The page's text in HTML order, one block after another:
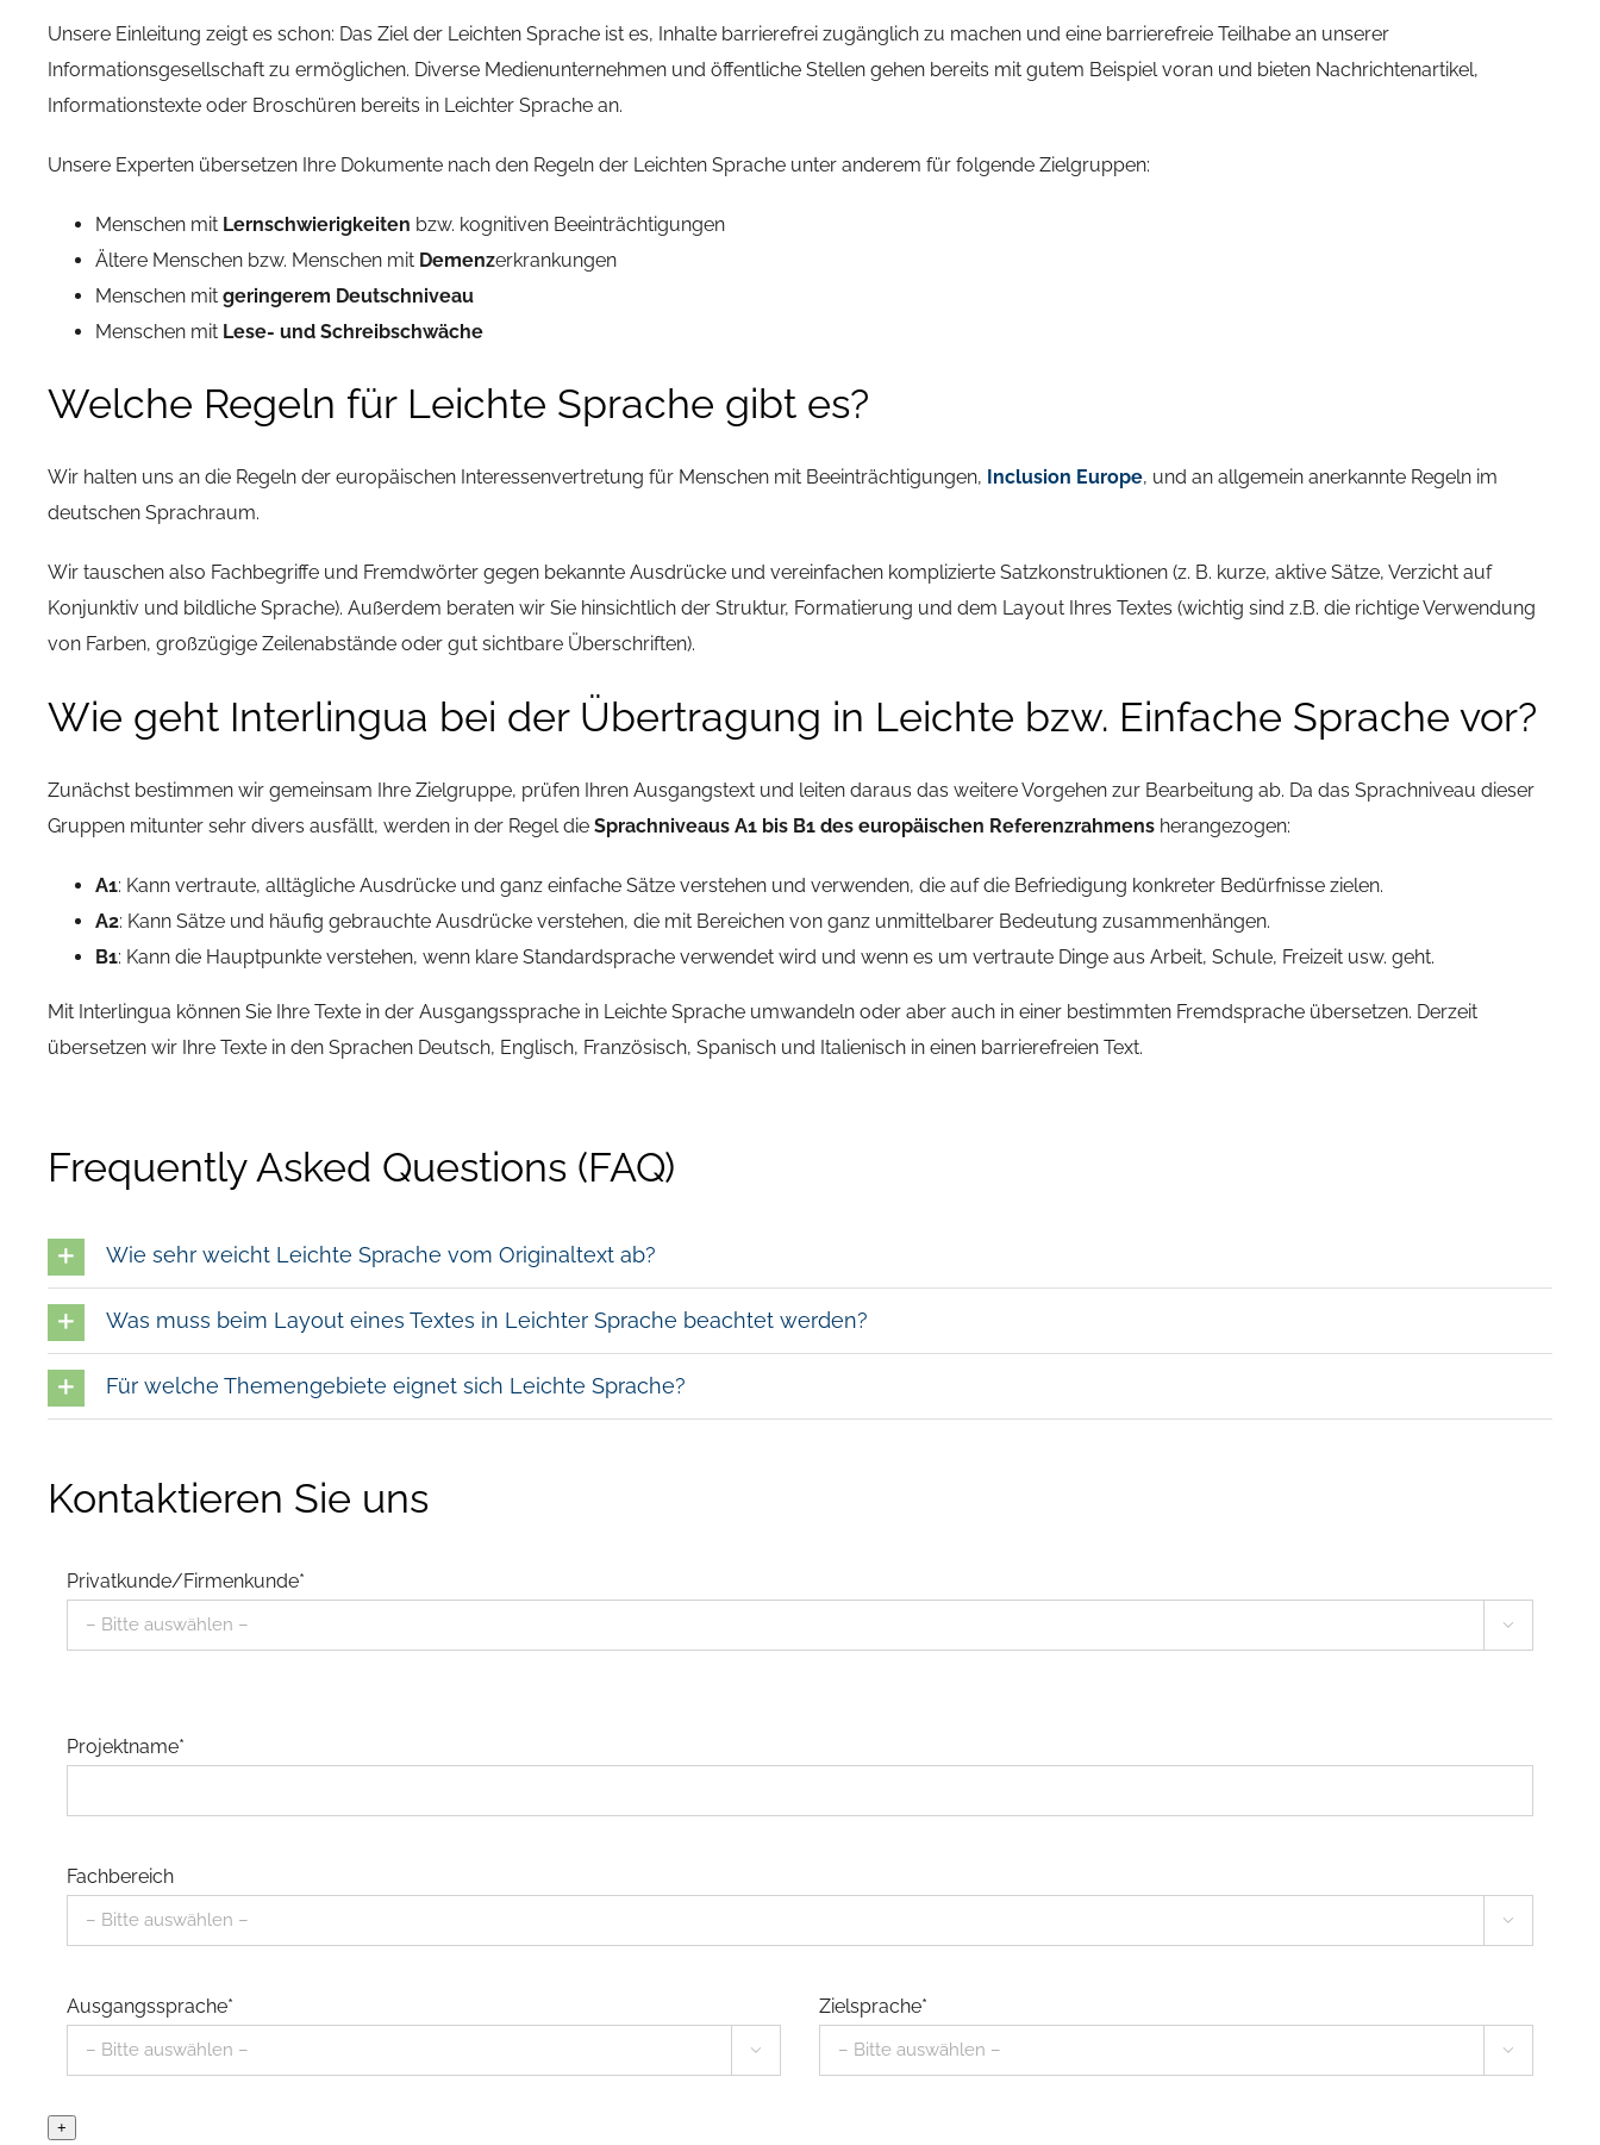
Unsere Einleitung zeigt es schon: Das Ziel der Leichten Sprache ist es, Inhalte barrierefrei zugänglich zu machen und eine barrierefreie Teilhabe an unserer
Informationsgesellschaft zu ermöglichen. Diverse Medienunternehmen und öffentliche Stellen gehen bereits mit gutem Beispiel voran und bieten Nachrichtenartikel,
Informationstexte oder Broschüren bereits in Leichter Sprache an.
Unsere Experten übersetzen Ihre Dokumente nach den Regeln der Leichten Sprache unter anderem für folgende Zielgruppen:
Menschen mit Lernschwierigkeiten bzw. kognitiven Beeinträchtigungen
Ältere Menschen bzw. Menschen mit Demenzerkrankungen
Menschen mit geringerem Deutschniveau
Menschen mit Lese- und Schreibschwäche
Welche Regeln für Leichte Sprache gibt es?
Wir halten uns an die Regeln der europäischen Interessenvertretung für Menschen mit Beeinträchtigungen, Inclusion Europe, und an allgemein anerkannte Regeln im
deutschen Sprachraum.
Wir tauschen also Fachbegriffe und Fremdwörter gegen bekannte Ausdrücke und vereinfachen komplizierte Satzkonstruktionen (z. B. kurze, aktive Sätze, Verzicht auf
Konjunktiv und bildliche Sprache). Außerdem beraten wir Sie hinsichtlich der Struktur, Formatierung und dem Layout Ihres Textes (wichtig sind z.B. die richtige Verwendung
von Farben, großzügige Zeilenabstände oder gut sichtbare Überschriften).
Wie geht Interlingua bei der Übertragung in Leichte bzw. Einfache Sprache vor?
Zunächst bestimmen wir gemeinsam Ihre Zielgruppe, prüfen Ihren Ausgangstext und leiten daraus das weitere Vorgehen zur Bearbeitung ab. Da das Sprachniveau dieser
Gruppen mitunter sehr divers ausfällt, werden in der Regel die Sprachniveaus A1 bis B1 des europäischen Referenzrahmens herangezogen:
A1: Kann vertraute, alltägliche Ausdrücke und ganz einfache Sätze verstehen und verwenden, die auf die Befriedigung konkreter Bedürfnisse zielen.
A2: Kann Sätze und häufig gebrauchte Ausdrücke verstehen, die mit Bereichen von ganz unmittelbarer Bedeutung zusammenhängen.
B1: Kann die Hauptpunkte verstehen, wenn klare Standardsprache verwendet wird und wenn es um vertraute Dinge aus Arbeit, Schule, Freizeit usw. geht.
Mit Interlingua können Sie Ihre Texte in der Ausgangssprache in Leichte Sprache umwandeln oder aber auch in einer bestimmten Fremdsprache übersetzen. Derzeit
übersetzen wir Ihre Texte in den Sprachen Deutsch, Englisch, Französisch, Spanisch und Italienisch in einen barrierefreien Text.
Frequently Asked Questions (FAQ)
Wie sehr weicht Leichte Sprache vom Originaltext ab?
Was muss beim Layout eines Textes in Leichter Sprache beachtet werden?
Für welche Themengebiete eignet sich Leichte Sprache?
Kontaktieren Sie uns
Privatkunde/Firmenkunde*

Projektname*
Fachbereich

Ausgangssprache*

Zielsprache*

+